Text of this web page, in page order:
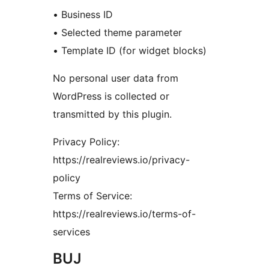
• Business ID
• Selected theme parameter
• Template ID (for widget blocks)
No personal user data from
WordPress is collected or
transmitted by this plugin.
Privacy Policy:
https://realreviews.io/privacy-
policy
Terms of Service:
https://realreviews.io/terms-of-
services
BUJ